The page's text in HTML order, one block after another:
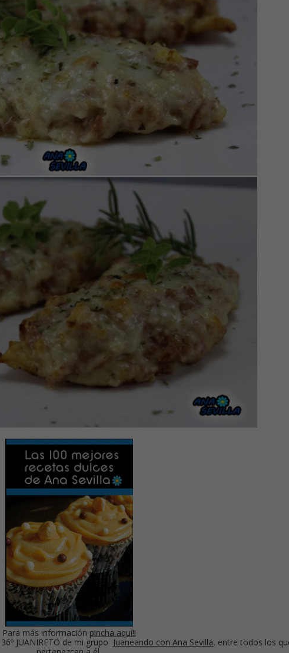
Para más información pincha aquí!!
JUANIRETO de mi grupo Juaneando con Ana Sevilla, entre todos los